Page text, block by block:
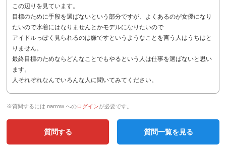
この辺りを見ています。
目標のために手段を選ばないという部分ですが、よくあるのが女優になり
たいので水着にはなりませんとかモデルになりたいので
アイドルっぽく見られるのは嫌ですというようなことを言う人はうちはと
りません。
最終目標のためならどんなことでもやるという人は仕事を選ばないと思い
ます。
人それぞれなんでいろんな人に聞いてみてください。
※質問するには narrow へのログインが必要です。
質問する 質問一覧を見る